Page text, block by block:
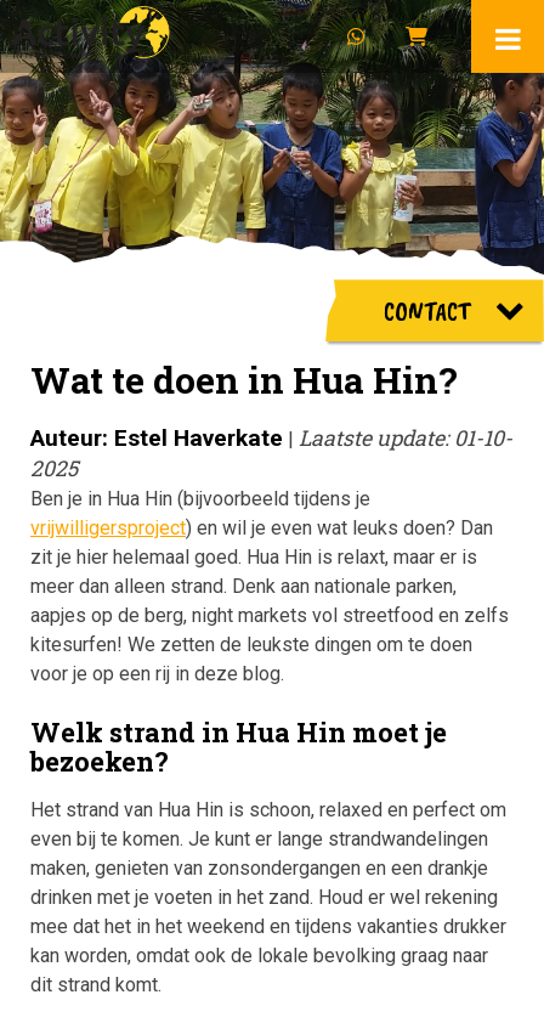
CONTACT
Wat te doen in Hua Hin?
Auteur: Estel Haverkate | Laatste update: 01-10-
2025
Ben je in Hua Hin (bijvoorbeeld tijdens je
vrijwilligersproject) en wil je even wat leuks doen? Dan
zit je hier helemaal goed. Hua Hin is relaxt, maar er is
meer dan alleen strand. Denk aan nationale parken,
aapjes op de berg, night markets vol streetfood en zelfs
kitesurfen! We zetten de leukste dingen om te doen
voor je op een rij in deze blog.
Welk strand in Hua Hin moet je
bezoeken?
Het strand van Hua Hin is schoon, relaxed en perfect om
even bij te komen. Je kunt er lange strandwandelingen
maken, genieten van zonsondergangen en een drankje
drinken met je voeten in het zand. Houd er wel rekening
mee dat het in het weekend en tijdens vakanties drukker
kan worden, omdat ook de lokale bevolking graag naar
dit strand komt.